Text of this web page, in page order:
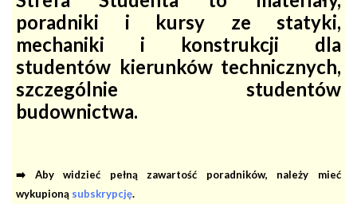
poradniki i kursy ze statyki,
mechaniki i konstrukcji dla
studentów kierunków technicznych,
szczególnie studentów
budownictwa.
➡️ Aby widzieć pełną zawartość poradników, należy mieć
wykupioną subskrypcję.